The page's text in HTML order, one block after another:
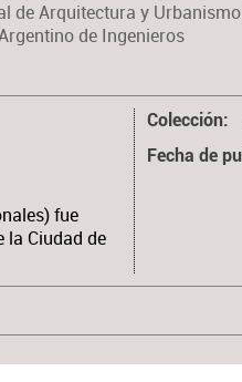
de Arquitectura y
de Ingenieros
fue
la Ciudad de
Colección
Fecha de